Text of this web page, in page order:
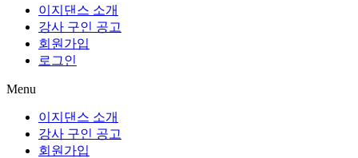
이지댄스 소개
강사 구인 공고
회원가입
로그인
Menu
이지댄스 소개
강사 구인 공고
회원가입